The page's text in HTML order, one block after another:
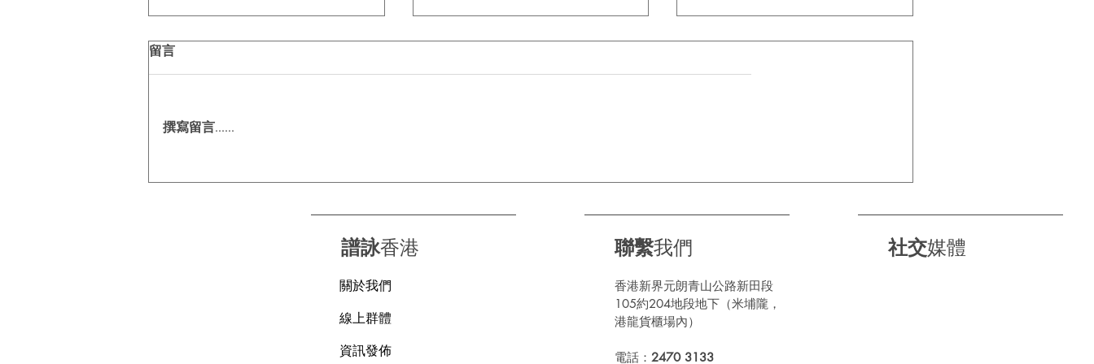
步？
留言
撰寫留言......
譜詠香港
關於我們
線上群體
資訊發佈
聯繫我們
香港新界元朗青山公路新田段
105約204地段地下（米埔隴，
港龍貨櫃場內）
電話： 2470 3133
社交媒體